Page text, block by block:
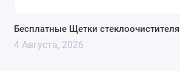
Бесплатные Щетки стеклоочистителя
4 Августа, 2026